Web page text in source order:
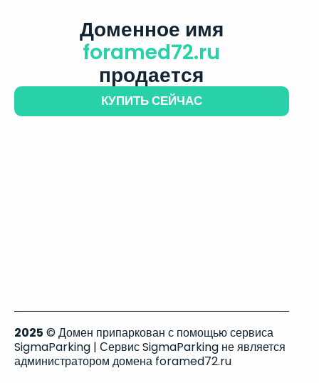
Доменное имя
foramed72.ru
продается
КУПИТЬ СЕЙЧАС
2025 © Домен припаркован с помощью сервиса
SigmaParking | Сервис SigmaParking не является
администратором домена foramed72.ru